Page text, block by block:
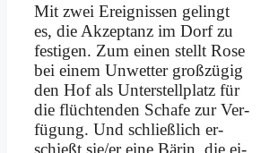
Mit zwei Er­eig­nis­sen ge­lingt
es, die Ak­zep­tanz im Dorf zu
fe­sti­gen. Zum ei­nen stellt Ro­se
bei ei­nem Un­wet­ter groß­zü­gig
den Hof als Un­ter­stell­platz für
die flüch­ten­den Scha­fe zur Ver­
fü­gung. Und schließ­lich er­
schießt sie/er ei­ne Bä­rin, die ei­